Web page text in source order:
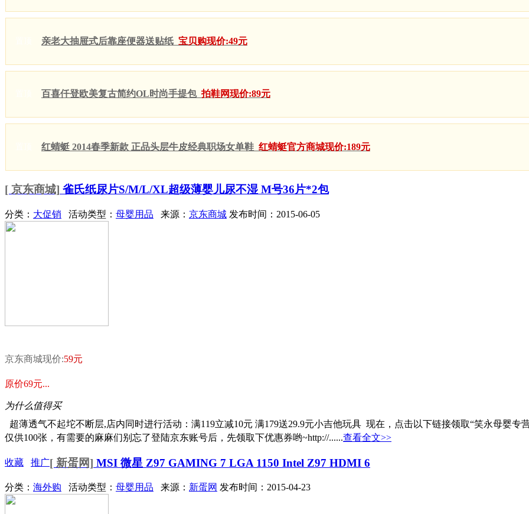
亲老大抽屉式后靠座便器送贴纸 宝贝购现价:49元
百喜仟登欧美复古简约OL时尚手提包 拍鞋网现价:89元
红蜻蜓 2014春季新款 正品头层牛皮经典职场女单鞋 红蜻蜓官方商城现价:189元
[ 京东商城] 雀氏纸尿片S/M/L/XL超级薄婴儿尿不湿 M号36片*2包
分类： 大促销 活动类型： 母婴用品 来源： 京东商城 发布时间：2015-06-05
京东商城现价:59元
原价69元...
为什么值得买
超薄透气不起坨不断层,店内同时进行活动：满119立减10元 满179送29.9元小吉他玩具 现在，点击以下链接领取“笑永母婴专
仅供100张，有需要的麻麻们别忘了登陆京东账号后，先领取下优惠券哟~http://......查看全文>>
收藏 推广[ 新蛋网] MSI 微星 Z97 GAMING 7 LGA 1150 Intel Z97 HDMI 6
分类： 海外购 活动类型： 母婴用品 来源： 新蛋网 发布时间：2015-04-23